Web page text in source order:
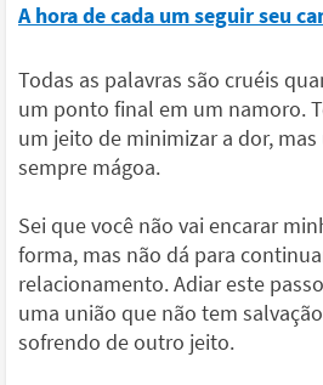
A hora de cada um seguir seu
Todas as palavras são cruéis
um ponto final em um namoro.
um jeito de minimizar a dor,
sempre mágoa.
Sei que você não vai encarar
forma, mas não dá para
relacionamento. Adiar este
uma união que não tem
sofrendo de outro jeito.